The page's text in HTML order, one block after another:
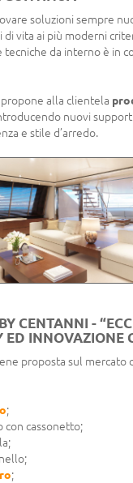
soluzioni sempre
di vita ai più moderni
da interno è in
alla clientela
nuovi
e stile d’arredo.
CENTANNI -
ED INNOVAZIONE
proposta sul mercato
;
con cassonetto;
;